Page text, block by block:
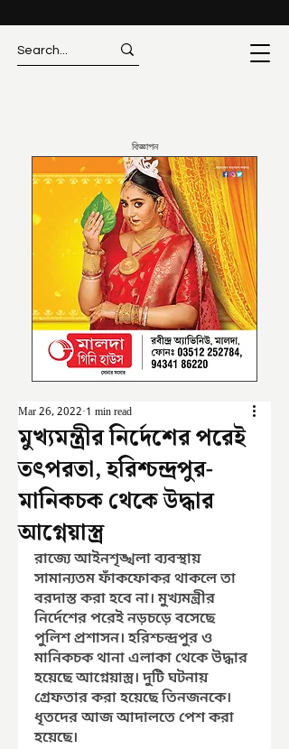
বিজ্ঞাপন
মুখ্যমন্ত্রীর নির্দেশের পরেই
তৎপরতা, হরিশ্চন্দ্রপুর-
মানিকচক থেকে উদ্ধার
আগ্নেয়াস্ত্র
Mar 26, 2022 1 min read
রাজ্যে আইনশৃঙ্খলা ব্যবস্থায়
সামান্যতম ফাঁকফোকর থাকলে তা
বরদাস্ত করা হবে না। মুখ্যমন্ত্রীর
নির্দেশের পরেই নড়চড়ে বসেছে
পুলিশ প্রশাসন। হরিশ্চন্দ্রপুর ও
মানিকচক থানা এলাকা থেকে উদ্ধার
হয়েছে আগ্নেয়াস্ত্র। দুটি ঘটনায়
গ্রেফতার করা হয়েছে তিনজনকে।
ধৃতদের আজ আদালতে পেশ করা
হয়েছে।